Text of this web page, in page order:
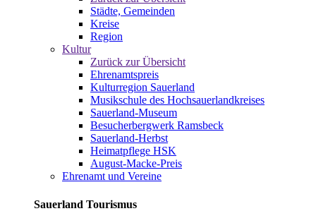
Städte, Gemeinden
Kreise
Region
Kultur
Zurück zur Übersicht
Ehrenamtspreis
Kulturregion Sauerland
Musikschule des Hochsauerlandkreises
Sauerland-Museum
Besucherbergwerk Ramsbeck
Sauerland-Herbst
Heimatpflege HSK
August-Macke-Preis
Ehrenamt und Vereine
Sauerland Tourismus